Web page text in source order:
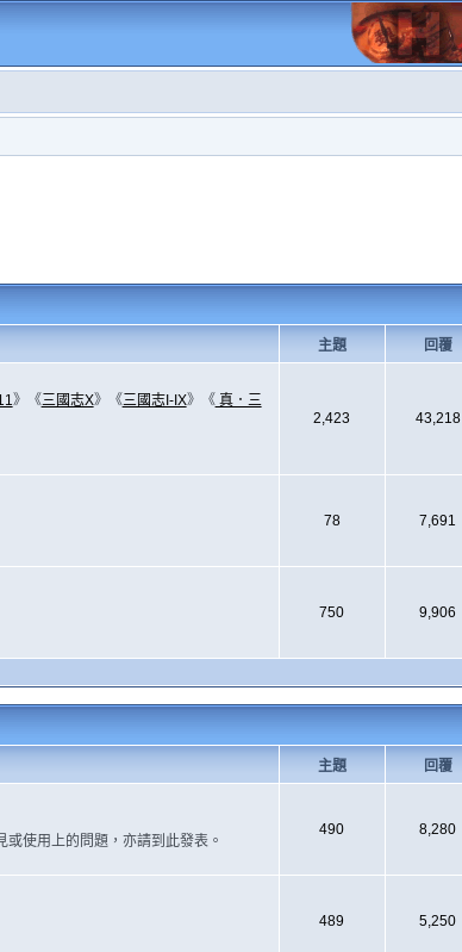
主題 回覆
》《三國志X》《三國志I-IX》《真．三
2,423 43,218
78 7,691
750 9,906
主題 回覆
使用上的問題，亦請到此發表。
490 8,280
489 5,250